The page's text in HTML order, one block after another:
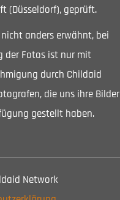
(Düsseldorf), geprüft.
anders erwähnt, bei
der Fotos ist nur mit
durch Childaid
die uns ihre Bilder
gestellt haben.
Network